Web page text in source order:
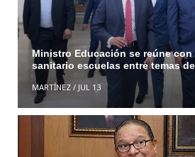
Ministro Educación se reúne
sanitario escuelas entre temas
MARTÍNEZ/ JUL 13